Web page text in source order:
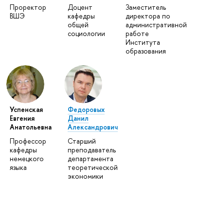
Проректор
ВШЭ
Доцент
кафедры
общей
социологии
Заместитель
директора по
административной
работе
Института
образования
Успенская
Евгения
Анатольевна
Профессор
кафедры
немецкого
языка
Федоровых
Данил
Александрович
Старший
преподаватель
департамента
теоретической
экономики